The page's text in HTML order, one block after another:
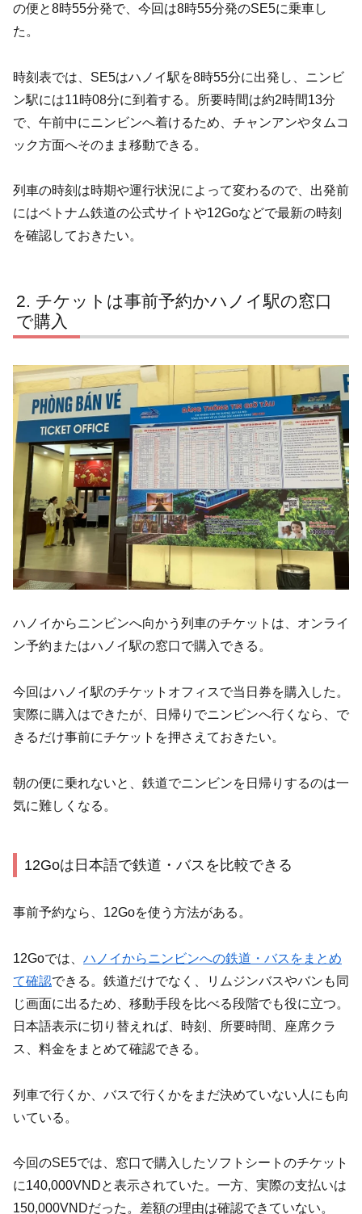
の便と8時55分発で、今回は8時55分発のSE5に乗車し
た。
時刻表では、SE5はハノイ駅を8時55分に出発し、ニンビ
ン駅には11時08分に到着する。所要時間は約2時間13分
で、午前中にニンビンへ着けるため、チャンアンやタムコ
ック方面へそのまま移動できる。
列車の時刻は時期や運行状況によって変わるので、出発前
にはベトナム鉄道の公式サイトや12Goなどで最新の時刻
を確認しておきたい。
チケットは事前予約かハノイ駅の窓口
で購入
ハノイからニンビンへ向かう列車のチケットは、オンライ
ン予約またはハノイ駅の窓口で購入できる。
今回はハノイ駅のチケットオフィスで当日券を購入した。
実際に購入はできたが、日帰りでニンビンへ行くなら、で
きるだけ事前にチケットを押さえておきたい。
朝の便に乗れないと、鉄道でニンビンを日帰りするのは一
気に難しくなる。
12Goは日本語で鉄道・バスを比較できる
事前予約なら、12Goを使う方法がある。
12Goでは、 ハノイからニンビンへの鉄道・バスをまとめ
て確認できる。鉄道だけでなく、リムジンバスやバンも同
じ画面に出るため、移動手段を比べる段階でも役に立つ。
日本語表示に切り替えれば、時刻、所要時間、座席クラ
ス、料金をまとめて確認できる。
列車で行くか、バスで行くかをまだ決めていない人にも向
いている。
今回のSE5では、窓口で購入したソフトシートのチケット
に140,000VNDと表示されていた。一方、実際の支払いは
150,000VNDだった。差額の理由は確認できていない。